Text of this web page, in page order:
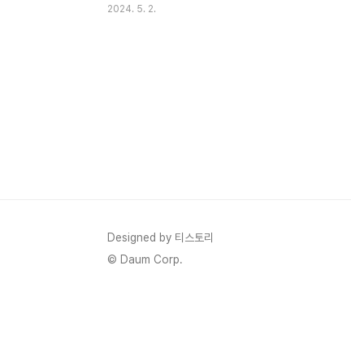
서 알아보겠습니다. 1. ㅈㅂㅈ평일소공연 예매하기 (장
2024. 5. 2.
Designed by 티스토리
© Daum Corp.